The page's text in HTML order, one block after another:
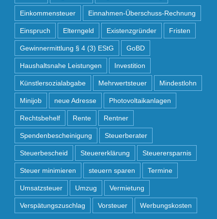
Einkommensteuer Einnahmen-Überschuss-Rechnung
Einspruch Elterngeld Existenzgründer Fristen
Gewinnermittlung § 4 (3) EStG GoBD
Haushaltsnahe Leistungen Investition
Künstlersozialabgabe Mehrwertsteuer Mindestlohn
Minijob neue Adresse Photovoltaikanlagen
Rechtsbehelf Rente Rentner
Spendenbescheinigung Steuerberater
Steuerbescheid Steuererklärung Steuerersparnis
Steuer minimieren steuern sparen Termine
Umsatzsteuer Umzug Vermietung
Verspätungszuschlag Vorsteuer Werbungskosten